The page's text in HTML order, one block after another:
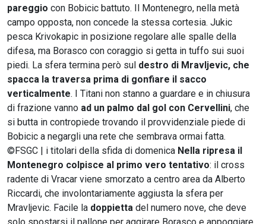
pareggio con Bobicic battuto. Il Montenegro, nella metà
campo opposta, non concede la stessa cortesia. Jukic
pesca Krivokapic in posizione regolare alle spalle della
difesa, ma Borasco con coraggio si getta in tuffo sui suoi
piedi. La sfera termina però sul destro di Mravljevic, che
spacca la traversa prima di gonfiare il sacco
verticalmente. I Titani non stanno a guardare e in chiusura
di frazione vanno ad un palmo dal gol con Cervellini, che
si butta in contropiede trovando il provvidenziale piede di
Bobicic a negargli una rete che sembrava ormai fatta.
©FSGC | i titolari della sfida di domenica Nella ripresa il
Montenegro colpisce al primo vero tentativo: il cross
radente di Vracar viene smorzato a centro area da Alberto
Riccardi, che involontariamente aggiusta la sfera per
Mravljevic. Facile la doppietta del numero nove, che deve
solo spostarsi il pallone per aggirare Borasco e appoggiare